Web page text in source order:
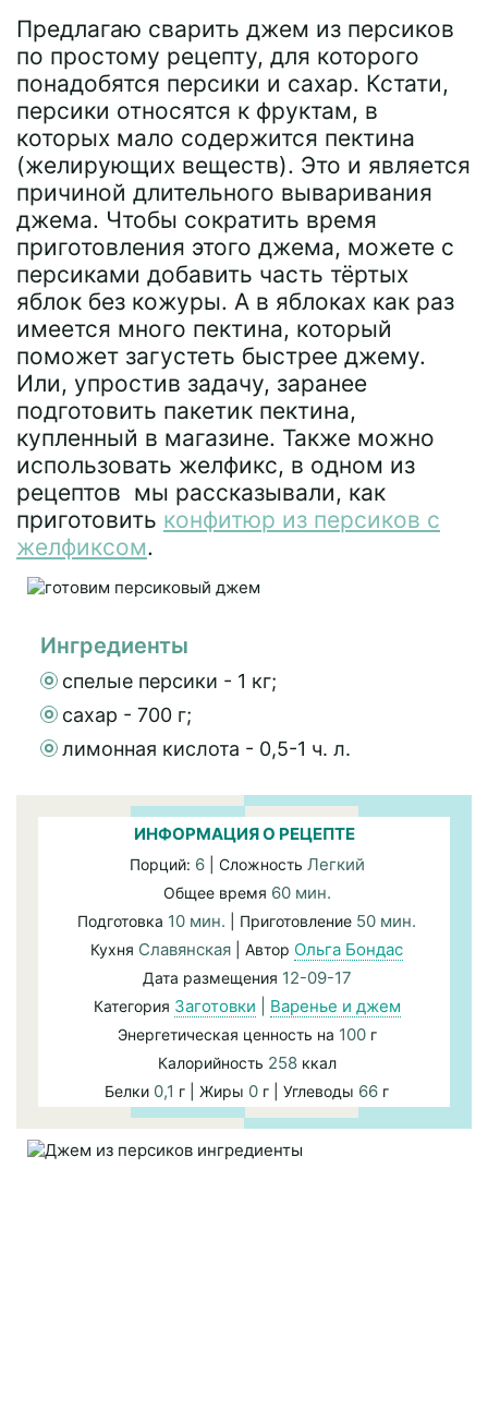
Предлагаю сварить джем из персиков
по простому рецепту, для которого
понадобятся персики и сахар. Кстати,
персики относятся к фруктам, в
которых мало содержится пектина
(желирующих веществ). Это и является
причиной длительного вываривания
джема. Чтобы сократить время
приготовления этого джема, можете с
персиками добавить часть тёртых
яблок без кожуры. А в яблоках как раз
имеется много пектина, который
поможет загустеть быстрее джему.
Или, упростив задачу, заранее
подготовить пакетик пектина,
купленный в магазине. Также можно
использовать желфикс, в одном из
рецептов мы рассказывали, как
приготовить конфитюр из персиков с
желфиксом.
Ингредиенты
спелые персики - 1 кг;
сахар - 700 г;
лимонная кислота - 0,5-1 ч. л.
ИНФОРМАЦИЯ О РЕЦЕПТЕ
Порций: 6| Сложность Легкий
Общее время 60 мин.
Подготовка 10 мин. | Приготовление 50 мин.
Кухня Славянская | Автор Ольга Бондас
Дата размещения 12-09-17
Категория Заготовки Варенье и джем
Энергетическая ценность на 100г
Калорийность 258ккал
Белки 0,1 г | Жиры 0 г | Углеводы 66 г